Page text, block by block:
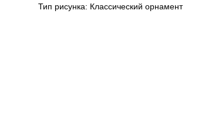
Тип рисунка: Классический орнамент